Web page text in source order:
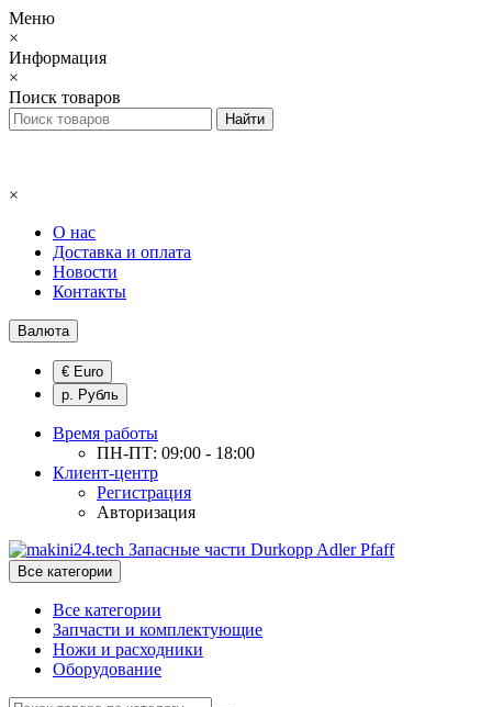
Меню
×
Информация
×
Поиск товаров
×
О нас
Доставка и оплата
Новости
Контакты
Валюта
€ Euro
р. Рубль
Время работы
ПН-ПТ: 09:00 - 18:00
Клиент-центр
Регистрация
Авторизация
Все категории
Все категории
Запчасти и комплектующие
Ножи и расходники
Оборудование